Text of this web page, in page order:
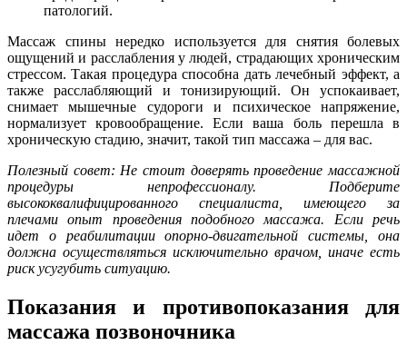
патологий.
Массаж спины нередко используется для снятия болевых
ощущений и расслабления у людей, страдающих хроническим
стрессом. Такая процедура способна дать лечебный эффект, а
также расслабляющий и тонизирующий. Он успокаивает,
снимает мышечные судороги и психическое напряжение,
нормализует кровообращение. Если ваша боль перешла в
хроническую стадию, значит, такой тип массажа – для вас.
Полезный совет: Не стоит доверять проведение массажной
процедуры непрофессионалу. Подберите
высококвалифицированного специалиста, имеющего за
плечами опыт проведения подобного массажа. Если речь
идет о реабилитации опорно-двигательной системы, она
должна осуществляться исключительно врачом, иначе есть
риск усугубить ситуацию.
Показания и противопоказания для
массажа позвоночника